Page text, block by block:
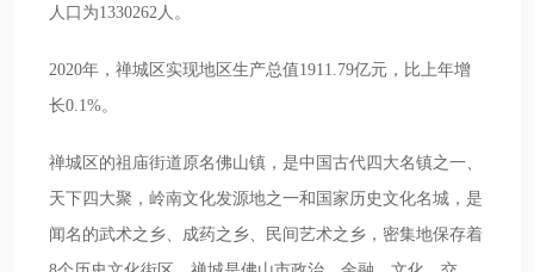
人口为1330262人。
2020年，禅城区实现地区生产总值1911.79亿元，比上年增
长0.1%。
禅城区的祖庙街道原名佛山镇，是中国古代四大名镇之一、
天下四大聚，岭南文化发源地之一和国家历史文化名城，是
闻名的武术之乡、成药之乡、民间艺术之乡，密集地保存着